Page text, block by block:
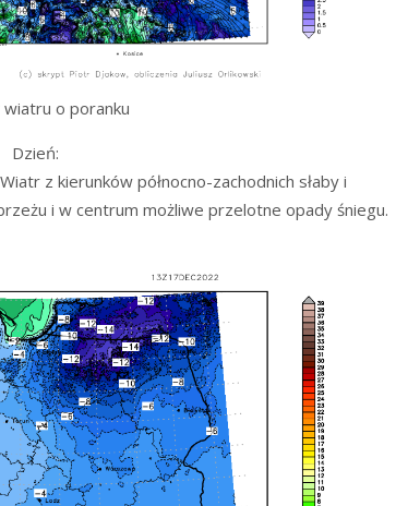
o poranku
Dzień:
z kierunków północno-zachodnich słaby i
i w centrum możliwe przelotne opady śniegu.